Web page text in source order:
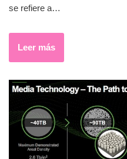
se refiere a…
Leer más